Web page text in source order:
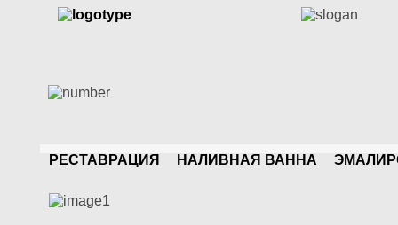
РЕСТАВРАЦИЯ НАЛИВНАЯ ВАННА